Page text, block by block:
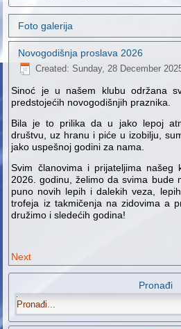
Foto galerija
Novogodišnja proslava 2026
Created: Sunday, 28 December
Sinoć je u našem klubu održana
predstojećih novogodišnjih praznika.
Bila je to prilika da u jako lepoj
društvu, uz hranu i piće u izobilju,
jako uspešnoj godini za nama.
Svim članovima i prijateljima našeg
2026. godinu, želimo da svima bude
puno novih lepih i dalekih veza,
trofeja iz takmičenja na zidovima a
družimo i sledećih godina!
Next
Pronađi
.